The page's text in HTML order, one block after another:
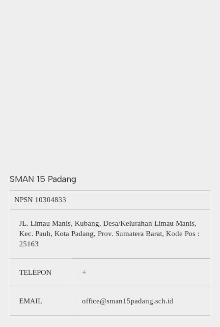
SMAN 15 Padang
NPSN 10304833
JL. Limau Manis, Kubang, Desa/Kelurahan Limau Manis,
Kec. Pauh, Kota Padang, Prov. Sumatera Barat, Kode Pos :
25163
TELEPON +
EMAIL office@sman15padang.sch.id